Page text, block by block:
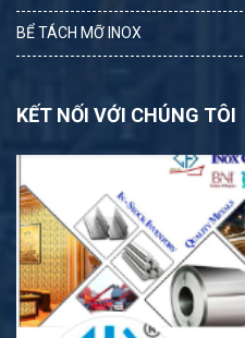
BỂ TÁCH MỠ INOX
KẾT NỐI VỚI CHÚNG TÔI